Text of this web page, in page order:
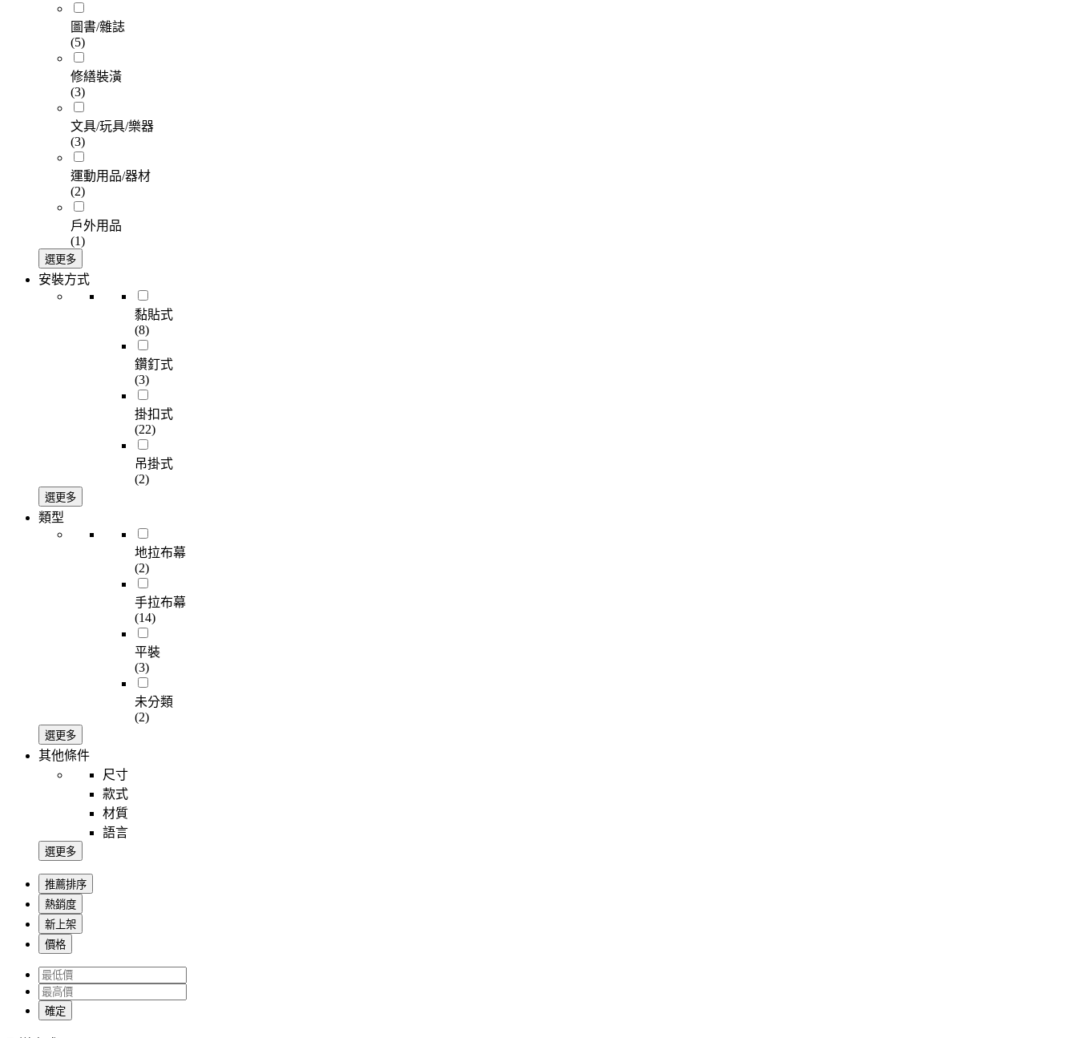
圖書/雜誌
(5)
修繕裝潢
(3)
文具/玩具/樂器
(3)
運動用品/器材
(2)
戶外用品
(1)
選更多
安裝方式
黏貼式
(8)
鑽釘式
(3)
掛扣式
(22)
吊掛式
(2)
選更多
類型
地拉布幕
(2)
手拉布幕
(14)
平裝
(3)
未分類
(2)
選更多
其他條件
尺寸
款式
材質
語言
選更多
推薦排序
熱銷度
新上架
價格
確定